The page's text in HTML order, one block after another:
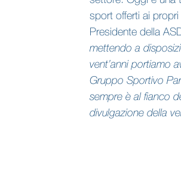
sport offerti ai
Presidente della
mettendo a
vent’anni portiamo
Gruppo Sportivo
sempre è al fianco
divulgazione della